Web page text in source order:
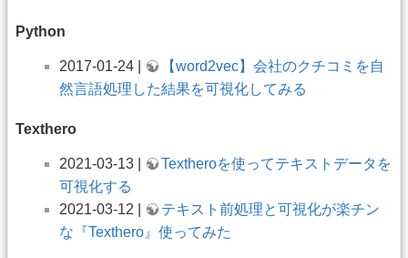
Python
2017-01-24 |
【word2vec】会社のクチコミを自
然言語処理した結果を可視化してみる
Texthero
2021-03-13 |
Textheroを使ってテキストデータを
可視化する
2021-03-12 |
テキスト前処理と可視化が楽チン
な『Texthero』使ってみた